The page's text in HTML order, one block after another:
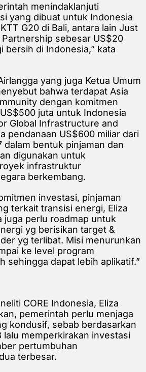
menindaklanjuti
yang dibuat untuk Indonesia
G20 di Bali, antara lain Just
sebesar US$20
bersih di Indonesia,” kata
yang juga Ketua Umum
bahwa terdapat Asia
dengan komitmen
juta untuk Indonesia
Global Infrastructure and
pendanaan US$600 miliar dari
dalam bentuk pinjaman dan
digunakan untuk
infrastruktur
berkembang.
investasi, pinjaman
terkait transisi energi, Eliza
juga perlu roadmap untuk
yg berisikan target &
yg terlibat. Misi menurunkan
ke level program
sehingga dapat lebih aplikatif.”
CORE Indonesia, Eliza
pemerintah perlu menjaga
kondusif, sebab berdasarkan
lalu memperkirakan investasi
pertumbuhan
terbesar.